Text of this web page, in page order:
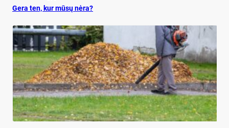
Ge­ra ten, kur mū­sų nė­ra?